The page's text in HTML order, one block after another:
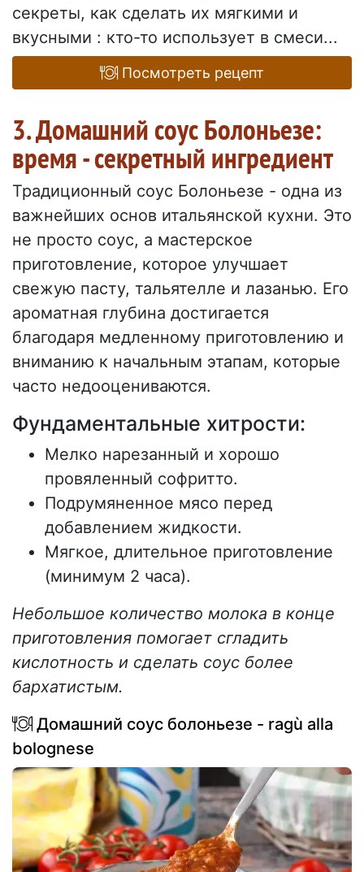
секреты, как сделать их мягкими и
вкусными : кто-то использует в смеси...
Посмотреть рецепт
3. Домашний соус Болоньезе:
время - секретный ингредиент
Традиционный соус Болоньезе - одна из
важнейших основ итальянской кухни. Это
не просто соус, а мастерское
приготовление, которое улучшает
свежую пасту, тальятелле и лазанью. Его
ароматная глубина достигается
благодаря медленному приготовлению и
вниманию к начальным этапам, которые
часто недооцениваются.
Фундаментальные хитрости:
Мелко нарезанный и хорошо
провяленный софритто.
Подрумяненное мясо перед
добавлением жидкости.
Мягкое, длительное приготовление
(минимум 2 часа).
Небольшое количество молока в конце
приготовления помогает сгладить
кислотность и сделать соус более
бархатистым.
Домашний соус болоньезе - ragù alla
bolognese